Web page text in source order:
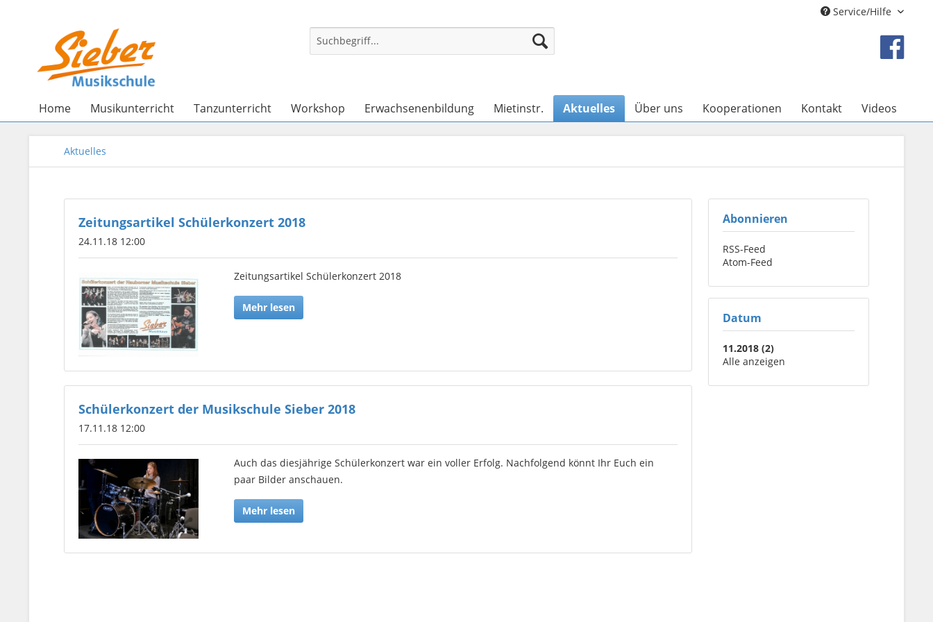
Service/Hilfe
Home Musikunterricht Tanzunterricht Workshop Erwachsenenbildung Mietinstr. Aktuelles Über uns Kooperationen Kontakt Videos
Aktuelles
Abonnieren
RSS-Feed
Atom-Feed
Datum
11.2018 (2)
Alle anzeigen
Zeitungsartikel Schülerkonzert 2018
24.11.18 12:00
Zeitungsartikel Schülerkonzert 2018
Mehr lesen
Schülerkonzert der Musikschule Sieber 2018
17.11.18 12:00
Auch das diesjährige Schülerkonzert war ein voller Erfolg. Nachfolgend könnt Ihr Euch ein
paar Bilder anschauen.
Mehr lesen